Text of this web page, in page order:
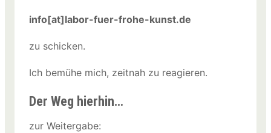
info[at]labor-fuer-frohe-kunst.de
zu schicken.
Ich bemühe mich, zeitnah zu reagieren.
Der Weg hierhin…
zur Weitergabe: